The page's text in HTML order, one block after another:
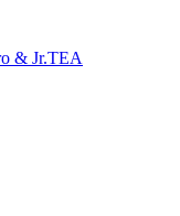
& Jr.TEA